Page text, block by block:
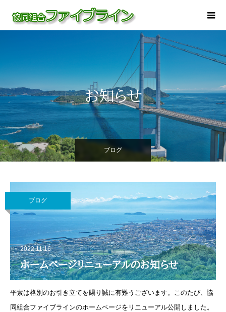
お知らせ
ブログ
ブログ
2022.11.16
ホームページリニューアルのお知らせ
平素は格別のお引き立てを賜り誠に有難うございます。このたび、協
同組合ファイブラインのホームページをリニューアル公開しました。